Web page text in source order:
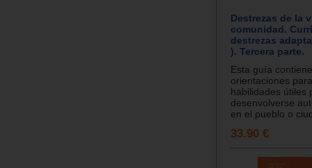
Destrezas de la
comunidad.
destrezas
). Tercera parte.
Esta guía
orientaciones
habilidades útiles
desenvolverse
en el pueblo o
33.90 €